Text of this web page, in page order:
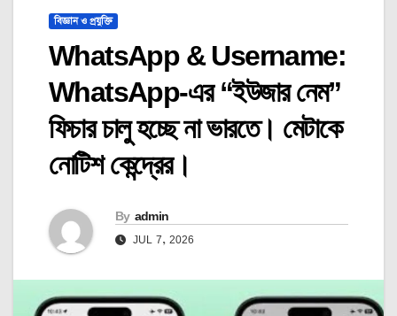
বিজ্ঞান ও প্রযুক্তি
WhatsApp & Username:
WhatsApp-এর “ইউজার নেম”
ফিচার চালু হচ্ছে না ভারতে। মেটাকে
নোটিশ কেন্দ্রের।
By admin
JUL 7, 2026